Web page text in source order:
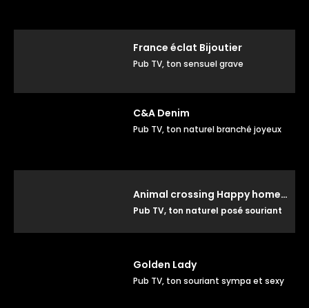
France éclat Bijoutier
Pub TV, ton sensuel grave
C&A Denim
Pub TV, ton naturel branché joyeux
Animal crossing Happy home paradise
Pub TV, ton naturel posé souriant
Golden Lady
Pub TV, ton souriant sympa et sexy